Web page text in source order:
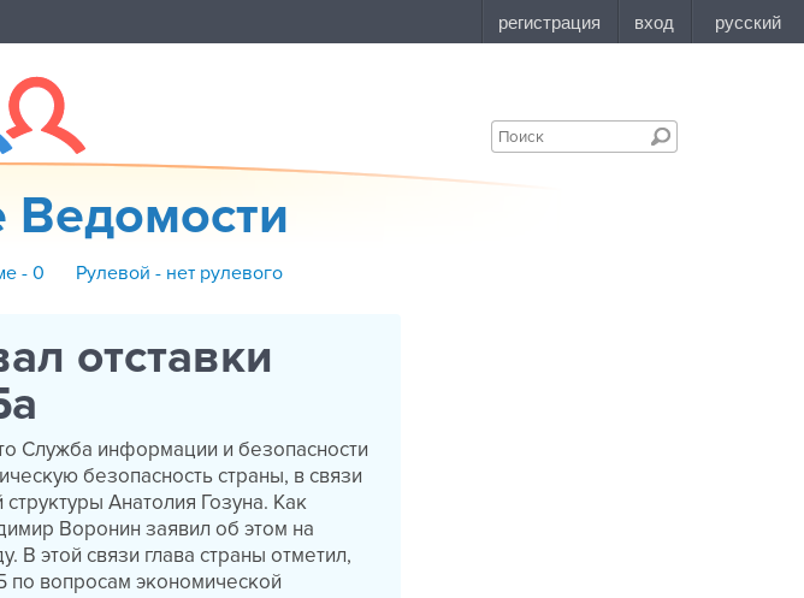
- 0 Рулевой - нет рулевого
отставки
Служба информации и безопасности
безопасность страны, в связи
Анатолия Гозуна. Как
Воронин заявил об этом на
В этой связи глава страны отметил,
вопросам экономической